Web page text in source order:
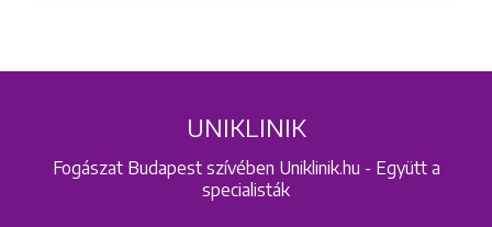
UNIKLINIK
Fogászat Budapest szívében Uniklinik.hu - Együtt a
specialisták